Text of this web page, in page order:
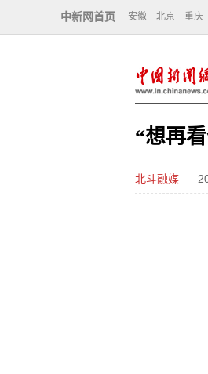
中新网首页 安徽 北京 重庆
“想再
北斗融媒